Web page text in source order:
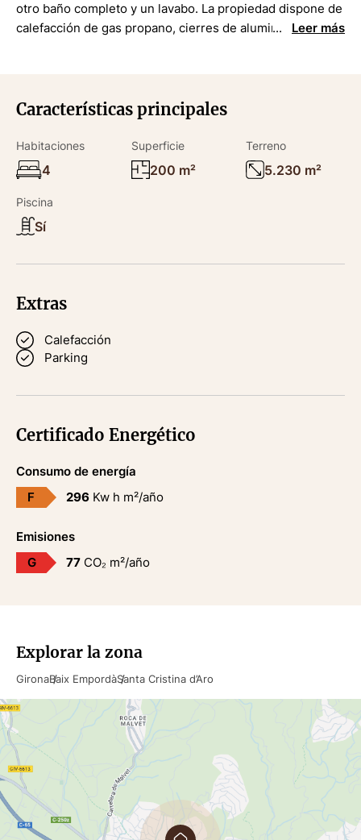
otro baño completo y un lavabo. La propiedad dispone de
calefacción de gas propano, cierres de aluminio, sistema
Superficie útil: 84,06 m²
Superficie construida: 200 m²
CH: G00915618001
arancel. No incluidos en el precio.
Número de Registro AICAT: 4435
Leer más
Características principales
Habitaciones
4
Superficie
200 m²
Terreno
5.230 m²
Piscina
Sí
Extras
Calefacción
Parking
Certificado Energético
Consumo de energía
F
296 Kw h m²/año
Emisiones
G
77 CO₂ m²/año
Explorar la zona
GironaBaix EmpordàSanta Cristina d’Aro